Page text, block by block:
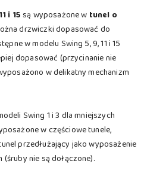
i 15 są wyposażone w tunel o
drzwiczki dopasować do
w modelu Swing 5, 9, 11 i 15
dopasować (przycinanie nie
w delikatny mechanizm
Swing 1 i 3 dla mniejszych
w częściowe tunele,
przedłużający jako wyposażenie
nie są dołączone).